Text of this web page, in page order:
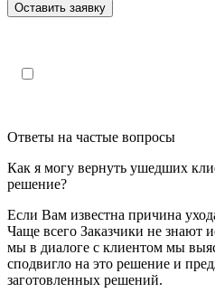
Оставить заявку
Ответы на частые вопросы
Как я могу вернуть ушедших
решение?
Если Вам известна причина
Чаще всего Заказчики не знают
мы в диалоге с клиентом мы
сподвигло на это решение и
заготовленных решений.